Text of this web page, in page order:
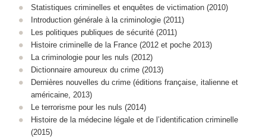
Statistiques criminelles et enquêtes de victimation (2010)
Introduction générale à la criminologie (2011)
Les politiques publiques de sécurité (2011)
Histoire criminelle de la France (2012 et poche 2013)
La criminologie pour les nuls (2012)
Dictionnaire amoureux du crime (2013)
Dernières nouvelles du crime (éditions française, italienne et
américaine, 2013)
Le terrorisme pour les nuls (2014)
Histoire de la médecine légale et de l’identification criminelle
(2015)